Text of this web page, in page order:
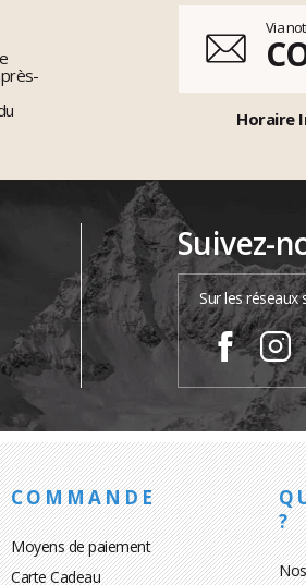
Via
Horaire
Suivez-
Sur les réseaux
COMMANDE
Moyens de paiement
Carte Cadeau
?